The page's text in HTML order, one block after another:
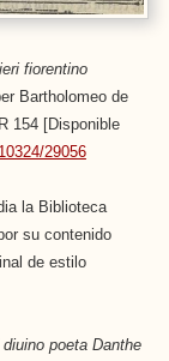
fiorentino
Bartholomeo de
154 [Disponible
29056
la Biblioteca
su contenido
de estilo
poeta Danthe